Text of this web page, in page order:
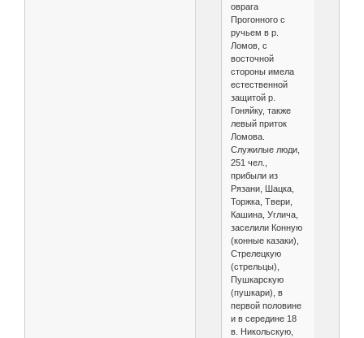
оврага
Прогонного с
ручьем в р.
Ломов, с
восточной
стороны имела
естественной
защитой р.
Гоняйку, также
левый приток
Ломова.
Служилые люди,
251 чел.,
прибыли из
Рязани, Шацка,
Торжка, Твери,
Кашина, Углича,
заселили Конную
(конные казаки),
Стрелецкую
(стрельцы),
Пушкарскую
(пушкари), в
первой половине
и в середине 18
в. Никольскую,